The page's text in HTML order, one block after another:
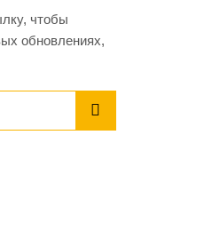
чтобы
обновлениях,